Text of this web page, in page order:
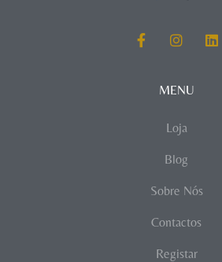
MENU
Loja
Blog
Sobre Nós
Contactos
Registar